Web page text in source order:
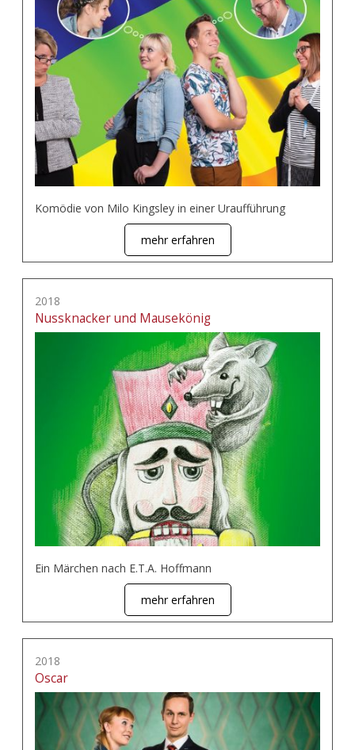
Komödie von Milo Kingsley in einer Uraufführung
mehr erfahren
2018
Nussknacker und Mausekönig
Ein Märchen nach E.T.A. Hoffmann
mehr erfahren
2018
Oscar